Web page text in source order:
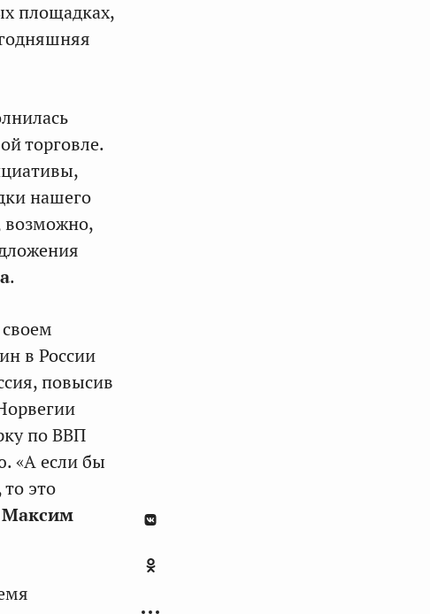
площадках,
торговле.
нашего
возможно,
.
в России
повысив
по ВВП
«А если бы
это
Максим